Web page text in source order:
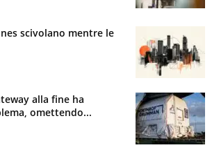
scivolano mentre le
alla fine ha
omettendo...